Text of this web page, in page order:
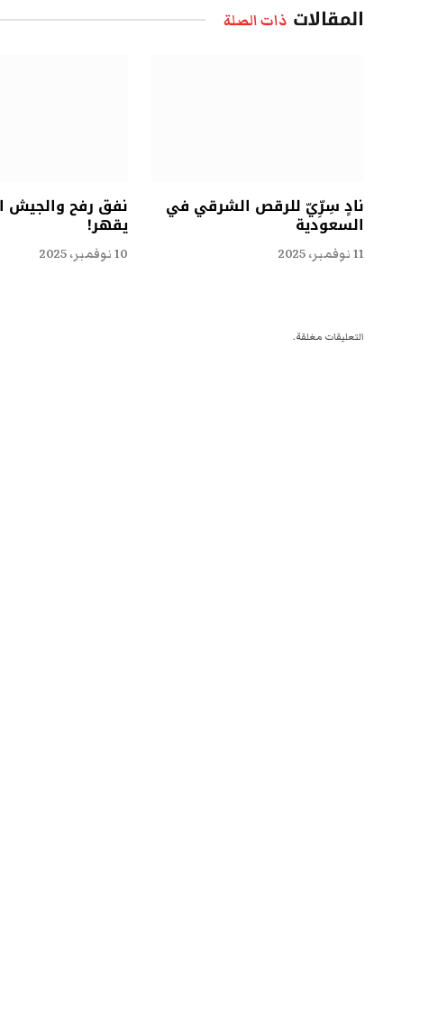
المقالات ذات الصلة
نادٍ سِرِّيّ للرقص الشرقي في
السعودية
11 نوفمبر، 2025
نفق رفح والجيش
يقهر!
10 نوفمبر، 2025
التعليقات مغلقة.